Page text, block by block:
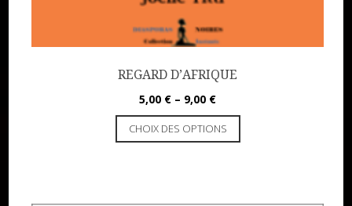
REGARD D’AFRIQUE
5,00 € – 9,00 €
CHOIX DES OPTIONS